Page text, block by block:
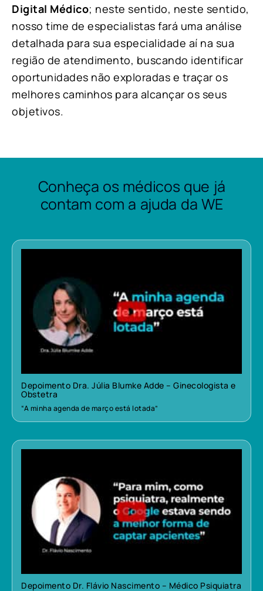
Digital Médico; neste sentido, neste sentido,
nosso time de especialistas fará uma análise
detalhada para sua especialidade aí na sua
região de atendimento, buscando identificar
oportunidades não exploradas e traçar os
melhores caminhos para alcançar os seus
objetivos.
Conheça os médicos que já
contam com a ajuda da WE
Depoimento Dra. Júlia Blumke Adde – Ginecologista e
Obstetra
“A minha agenda de março está lotada”
Depoimento Dr. Flávio Nascimento – Médico Psiquiatra